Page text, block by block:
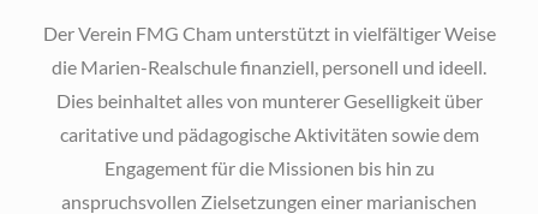
Der Verein FMG Cham unterstützt in vielfältiger Weise
die Marien-Realschule finanziell, personell und ideell.
Dies beinhaltet alles von munterer Geselligkeit über
caritative und pädagogische Aktivitäten sowie dem
Engagement für die Missionen bis hin zu
anspruchsvollen Zielsetzungen einer marianischen